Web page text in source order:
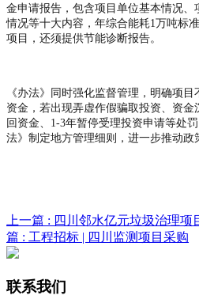
金申请报告，包含项目单位基本情况
情况等十大内容，年综合能耗1万吨标
项目，还须提供节能诊断报告。
《办法》同时强化监督管理，明确项
资金，若出现弄虚作假骗取投资、资
回资金、1-3年暂停受理投资申请等处
法》制定地方管理细则，进一步推动政
上一篇 : 四川邻水亿元垃圾治理项
篇 : 工程招标 | 四川监测项目采购
联系我们